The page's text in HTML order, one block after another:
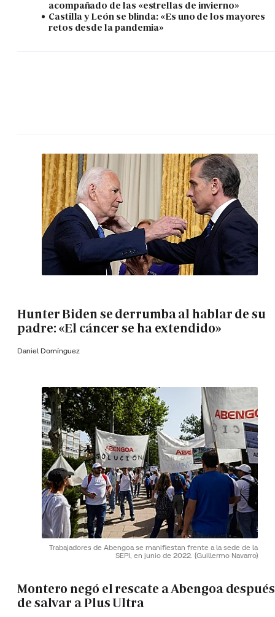
acompañado de las «estrellas de invierno»
Castilla y León se blinda: «Es uno de los mayores
retos desde la pandemia»
Hunter Biden se derrumba al hablar de su
padre: «El cáncer se ha extendido»
Daniel Domínguez
Trabajadores de Abengoa se manifiestan frente a la sede de la
SEPI, en junio de 2022. (Guillermo Navarro)
Montero negó el rescate a Abengoa después
de salvar a Plus Ultra